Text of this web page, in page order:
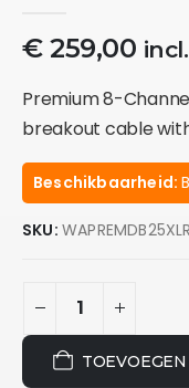
€259,00
Premium 8-
breakout cable
Beschikbaarheid:
SKU: